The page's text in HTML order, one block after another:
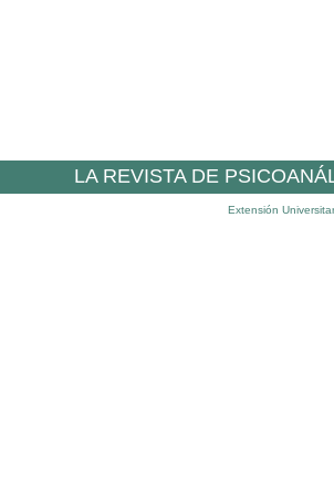
LA REVISTA DE
Extensión